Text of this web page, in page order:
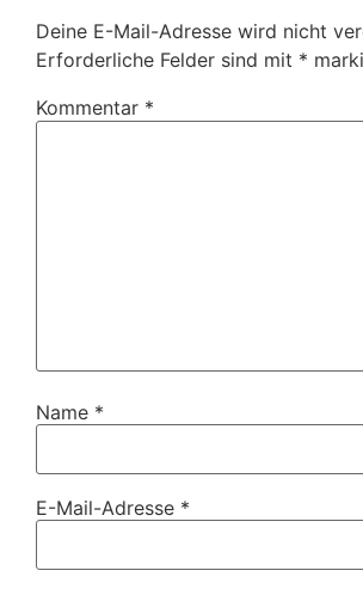
Deine E-Mail-Adresse wird nicht
Erforderliche Felder sind mit *
Kommentar *
Name *
E-Mail-Adresse *